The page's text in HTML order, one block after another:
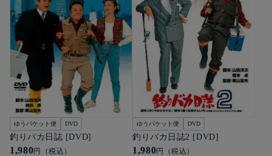
ゆうパケット便 DVD
釣りバカ日誌 [DVD]
1,980円（税込）
ゆうパケット便 DVD
釣りバカ日誌2 [DVD]
1,980円（税込）